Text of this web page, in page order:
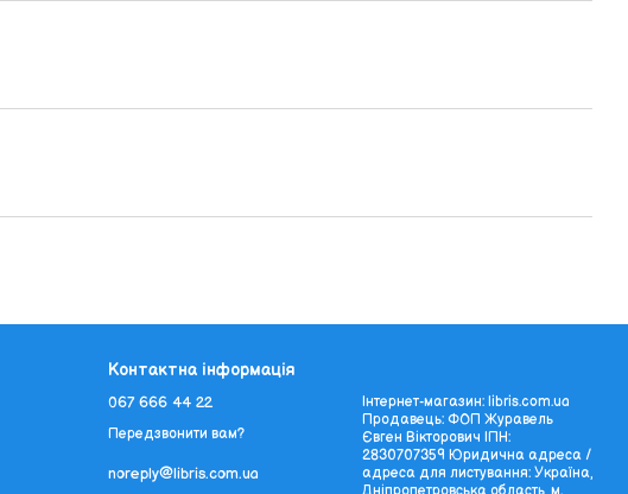
Контактна інформація
067 666 44 22
Передзвонити вам?
noreply@libris.com.ua
Інтернет-магазин: libris.com.ua
Продавець: ФОП Журавель
Євген Вікторович ІПН:
2830707359 Юридична адреса /
адреса для листування: Україна,